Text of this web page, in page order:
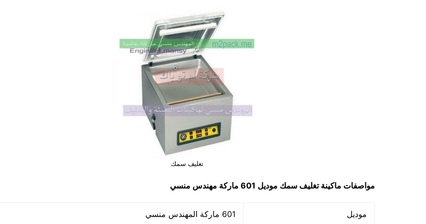
تغليف سمك
مواصفات ماكينةتغليف سمك موديل 601 ماركة مهندس منسي
موديل 601 ماركة المهندس منسي